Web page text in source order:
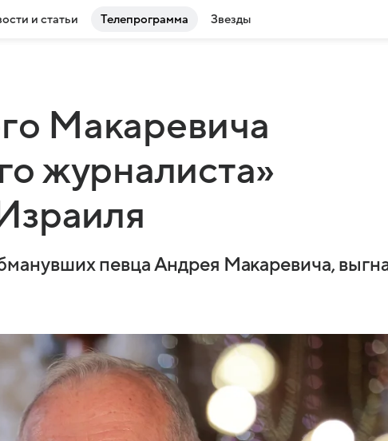
и статьи Телепрограмма Звезды
Макаревича
журналиста»
певца Андрея Макаревича,